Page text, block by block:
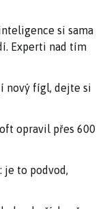
si sama
Experti nad tím
nový fígl, dejte si
opravil přes 600
to podvod,